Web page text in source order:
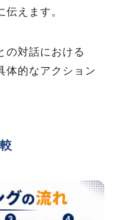
えます。
の対話における
体的なアクション